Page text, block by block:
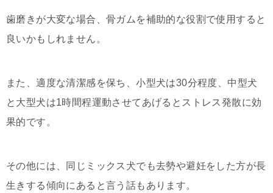
歯磨きが大変な場合、骨ガムを補助的な役割で使用すると
良いかもしれません。
また、適度な清潔感を保ち、小型犬は30分程度、中型犬
と大型犬は1時間程運動させてあげるとストレス発散に効
果的です。
その他には、同じミックス犬でも去勢や避妊をした方が長
生きする傾向にあると言う話もあります。